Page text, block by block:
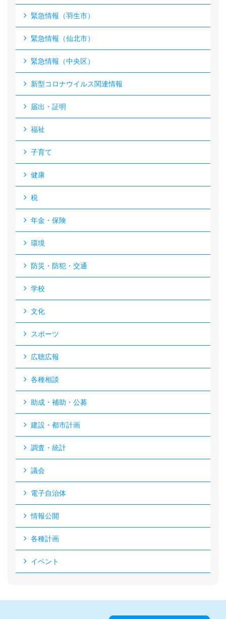
緊急情報（羽生市）
緊急情報（仙北市）
緊急情報（中央区）
新型コロナウイルス関連情報
届出・証明
福祉
子育て
健康
税
年金・保険
環境
防災・防犯・交通
学校
文化
スポーツ
広聴広報
各種相談
助成・補助・公募
建設・都市計画
調査・統計
議会
電子自治体
情報公開
各種計画
イベント